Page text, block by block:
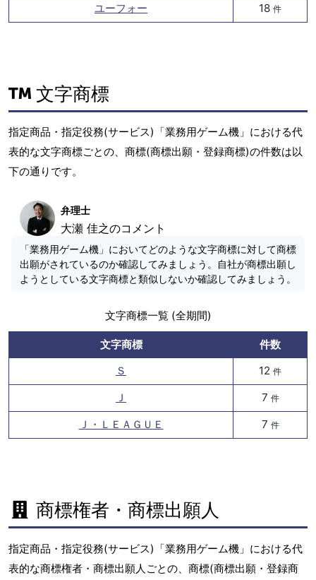
ユーフォー 18 件
文字商標
指定商品・指定役務(サービス)「業務用ゲーム機」における代
表的な文字商標ごとの、商標(商標出願・登録商標)の件数は以
下の通りです。
弁理士
大瀬 佳之のコメント
「業務用ゲーム機」においてどのような文字商標に対して商標
出願がされているのか確認してみましょう。自社が商標出願し
ようとしている文字商標と類似しないか確認してみましょう。
文字商標一覧 (全期間)
文字商標
件数
Ｓ
12 件
Ｊ 7 件
Ｊ・ＬＥＡＧＵＥ 7 件
商標権者・商標出願人
指定商品・指定役務(サービス)「業務用ゲーム機」における代
表的な商標権者・商標出願人ごとの、商標(商標出願・登録商